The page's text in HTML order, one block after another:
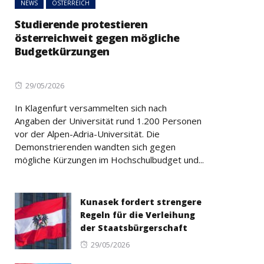
NEWS ÖSTERREICH
Studierende protestieren
österreichweit gegen mögliche
Budgetkürzungen
Posted
29/05/2026
In Klagenfurt versammelten sich nach
Angaben der Universität rund 1.200 Personen
vor der Alpen-Adria-Universität. Die
Demonstrierenden wandten sich gegen
mögliche Kürzungen im Hochschulbudget und...
Kunasek fordert strengere
Regeln für die Verleihung
der Staatsbürgerschaft
Posted
29/05/2026